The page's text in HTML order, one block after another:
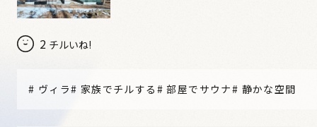
2 チルいね!
# ヴィラ# 家族でチルする #部屋でサウナ# 静かな空間